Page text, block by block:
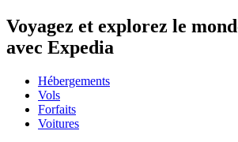
Voyagez et explorez le
avec Expedia
Hébergements
Vols
Forfaits
Voitures